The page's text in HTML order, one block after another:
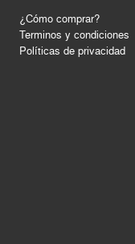
¿Cómo comprar?
Terminos y condiciones
Políticas de privacidad